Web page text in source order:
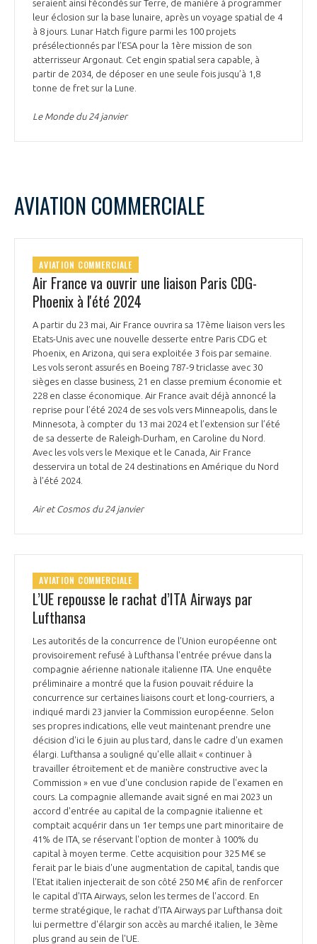
seraient ainsi fécondés sur Terre, de manière à programmer
leur éclosion sur la base lunaire, après un voyage spatial de 4
à 8 jours. Lunar Hatch figure parmi les 100 projets
présélectionnés par l’ESA pour la 1ère mission de son
atterrisseur Argonaut. Cet engin spatial sera capable, à
partir de 2034, de déposer en une seule fois jusqu’à 1,8
tonne de fret sur la Lune.
Le Monde du 24 janvier
AVIATION COMMERCIALE
AVIATION COMMERCIALE
Air France va ouvrir une liaison Paris CDG-
Phoenix à l'été 2024
A partir du 23 mai, Air France ouvrira sa 17ème liaison vers les
Etats-Unis avec une nouvelle desserte entre Paris CDG et
Phoenix, en Arizona, qui sera exploitée 3 fois par semaine.
Les vols seront assurés en Boeing 787-9 triclasse avec 30
sièges en classe business, 21 en classe premium économie et
228 en classe économique. Air France avait déjà annoncé la
reprise pour l’été 2024 de ses vols vers Minneapolis, dans le
Minnesota, à compter du 13 mai 2024 et l’extension sur l’été
de sa desserte de Raleigh-Durham, en Caroline du Nord.
Avec les vols vers le Mexique et le Canada, Air France
desservira un total de 24 destinations en Amérique du Nord
à l’été 2024.
Air et Cosmos du 24 janvier
AVIATION COMMERCIALE
L’UE repousse le rachat d’ITA Airways par
Lufthansa
Les autorités de la concurrence de l'Union européenne ont
provisoirement refusé à Lufthansa l'entrée prévue dans la
compagnie aérienne nationale italienne ITA. Une enquête
préliminaire a montré que la fusion pouvait réduire la
concurrence sur certaines liaisons court et long-courriers, a
indiqué mardi 23 janvier la Commission européenne. Selon
ses propres indications, elle veut maintenant prendre une
décision d'ici le 6 juin au plus tard, dans le cadre d'un examen
élargi. Lufthansa a souligné qu'elle allait « continuer à
travailler étroitement et de manière constructive avec la
Commission » en vue d'une conclusion rapide de l'examen en
cours. La compagnie allemande avait signé en mai 2023 un
accord d'entrée au capital de la compagnie italienne et
comptait acquérir dans un 1er temps une part minoritaire de
41% de ITA, se réservant l'option de monter à 100% du
capital à moyen terme. Cette acquisition pour 325 M€ se
ferait par le biais d'une augmentation de capital, tandis que
l'Etat italien injecterait de son côté 250 M€ afin de renforcer
le capital d'ITA Airways, selon les termes de l'accord. En
terme stratégique, le rachat d'ITA Airways par Lufthansa doit
lui permettre d'élargir son accès au marché italien, le 3ème
plus grand au sein de l'UE.